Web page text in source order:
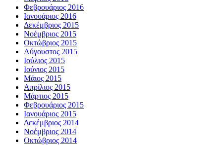
Φεβρουάριος 2016
Ιανουάριος 2016
Δεκέμβριος 2015
Νοέμβριος 2015
Οκτώβριος 2015
Αύγουστος 2015
Ιούλιος 2015
Ιούνιος 2015
Μάιος 2015
Απρίλιος 2015
Μάρτιος 2015
Φεβρουάριος 2015
Ιανουάριος 2015
Δεκέμβριος 2014
Νοέμβριος 2014
Οκτώβριος 2014